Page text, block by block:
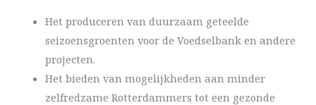
Het produceren van duurzaam geteelde
seizoensgroenten voor de Voedselbank en andere
projecten.
Het bieden van mogelijkheden aan minder
zelfredzame Rotterdammers tot een gezonde